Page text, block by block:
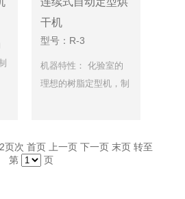
干机
型号：R-3
机器特性： 化验室的
理想的树脂定型机，制
页次 首页 上一页 下一页 末页转至
第
页